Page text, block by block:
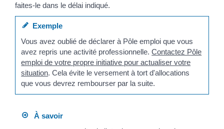
faites-le dans le délai indiqué.
Exemple
Vous avez oublié de déclarer à Pôle emploi que vous
avez repris une activité professionnelle.Contactez Pôle
emploi de votre propre initiative pour actualiser votre
situation. Cela évite le versement à tort d'allocations
que vous devrez rembourser par la suite.
À savoir